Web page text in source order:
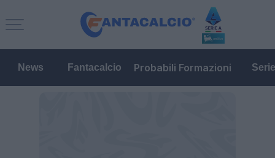
News Fantacalcio Probabili Formazioni